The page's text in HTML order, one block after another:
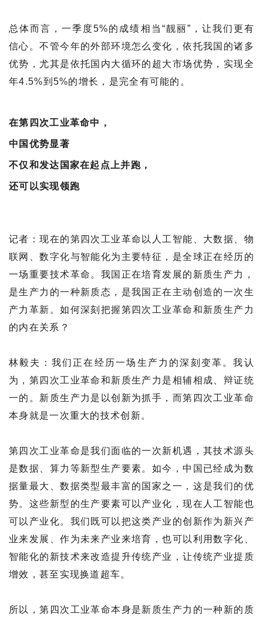
总体而言，一季度5%的成绩相当“靓丽”，让我们更有
信心。不管今年的外部环境怎么变化，依托我国的诸多
优势，尤其是依托国内大循环的超大市场优势，实现全
年4.5%到5%的增长，是完全有可能的。
在第四次工业革命中，
中国优势显著
不仅和发达国家在起点上并跑，
还可以实现领跑
记者：现在的第四次工业革命以人工智能、大数据、物
联网、数字化与智能化为主要特征，是全球正在经历的
一场重要技术革命。我国正在培育发展的新质生产力，
是生产力的一种新质态，是我国正在主动创造的一次生
产力革新。如何深刻把握第四次工业革命和新质生产力
的内在关系？
林毅夫：我们正在经历一场生产力的深刻变革。我认
为，第四次工业革命和新质生产力是相辅相成、辩证统
一的。新质生产力是以创新为抓手，而第四次工业革命
本身就是一次重大的技术创新。
第四次工业革命是我们面临的一次新机遇，其技术源头
是数据、算力等新型生产要素。如今，中国已经成为数
据量最大、数据类型最丰富的国家之一，这是我们的优
势。这些新型的生产要素可以产业化，现在人工智能也
可以产业化。我们既可以把这类产业的创新作为新兴产
业来发展、作为未来产业来培育，也可以利用数字化、
智能化的新技术来改造提升传统产业，让传统产业提质
增效，甚至实现换道超车。
所以，第四次工业革命本身是新质生产力的一种新的质